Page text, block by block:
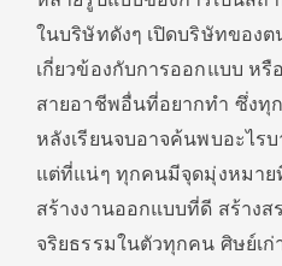
ในบริษัทดังๆ เปิดบริษัทของต
เกี่ยวข้องกับการออกแบบ หรื
สายอาชีพอื่นที่อยากทำ ซึ่งทุก
หลังเรียนจบอาจค้นพบอะไร
แต่ที่แน่ๆ ทุกคนมีจุดมุ่งหมา
สร้างงานออกแบบที่ดี สร้าง
จริยธรรมในตัวทุกคน ศิษย์เ